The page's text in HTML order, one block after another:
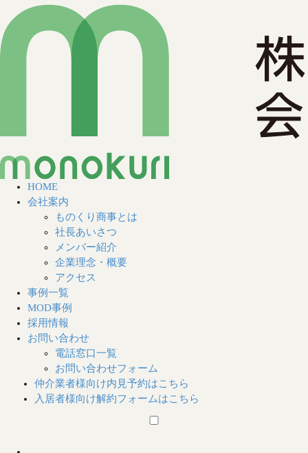
HOME
会社案内
ものくり商事とは
社長あいさつ
メンバー紹介
企業理念・概要
アクセス
事例一覧
MOD事例
採用情報
お問い合わせ
電話窓口一覧
お問い合わせフォーム
仲介業者様向け内見予約はこちら
入居者様向け解約フォームはこちら